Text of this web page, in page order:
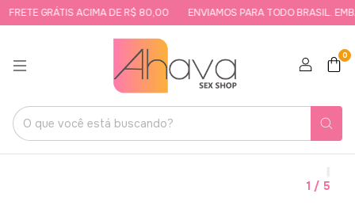
GRÁTIS ACIMA DE R$ 80,00 ENVIAMOS PARA TODO BRASIL.
0
1 / 5